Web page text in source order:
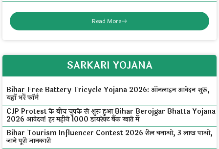
Read More
SARKARI YOJANA
Bihar Free Battery Tricycle Yojana 2026: ऑनलाइन आवेदन शुरू,
यहाँ भरें फॉर्म
CJP Protest के बीच चुपके से शुरू हुआ Bihar Berojgar Bhatta Yojana
2026 आवेदन! हर महीने ₹1000 डायरेक्ट बैंक खाते में
Bihar Tourism Influencer Contest 2026 रील बनाओ, ₹3 लाख पाओ,
जाने पूरी जानकारी